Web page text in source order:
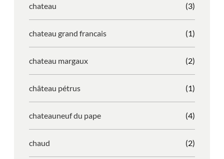
chateau (3)
chateau grand francais (1)
chateau margaux (2)
château pétrus (1)
chateauneuf du pape (4)
chaud (2)